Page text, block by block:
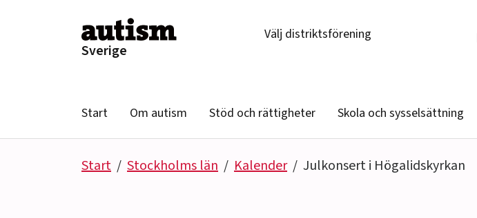
Sverige
Välj distriktsförening
Start Om autism Stöd och rättigheter Skola och sysselsättning
Start Stockholms län Kalender Julkonsert i Högalidskyrkan